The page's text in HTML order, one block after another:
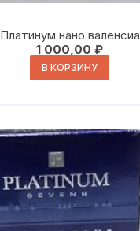
Платинум нано валенсиа
1 000,00₽
В КОРЗИНУ